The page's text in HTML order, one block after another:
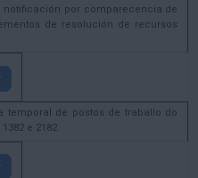
notificación por comparecencia de
de resolución de recursos
temporal de postos de traballo do
e 2182